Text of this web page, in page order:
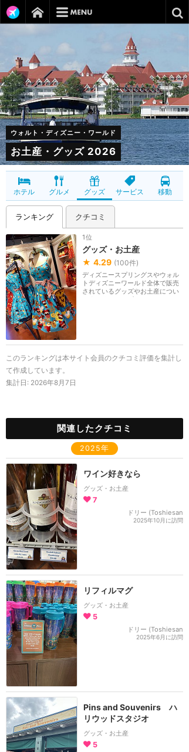
ウォルト・ディズニー・ワールド
お土産・グッズ 2026
ホテル グルメ グッズ サービス 移動
ランキング クチコミ
1位
グッズ・お土産
★ 4.29 (100件)
ディズニースプリングスやウォル
トディズニーワールド全体で販売
されているグッズやお土産につい
てまとめるカテゴ...
このランキングは本サイト会員のクチコミ評価を集計し
て作成しています。
集計日: 2026年8月7日
関連したクチコミ
2025年
ワイン好きなら
グッズ・お土産
7
ドリー (Toshiesan
2025年10月に訪問
リフィルマグ
グッズ・お土産
5
ドリー (Toshiesan
2025年6月に訪問
Pins and Souvenirs ハ
リウッドスタジオ
グッズ・お土産
5